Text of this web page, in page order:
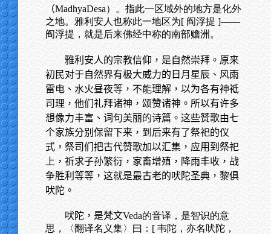
（MadhyaDesa）。指此一区域外的地方是化外
之地。雅利安人也称此一地区为[ 阎浮提 ]——
阎浮提，就是后来佛经中称的南部赡洲。
雅利安人的宗教信仰，是自然崇拜。原来
初民对于自然界有极大威力的日月星辰、风雨
雷电、水火昼夜等，不能理解，以为各有神祗
司理，他们礼拜诸神，颂赞诸神。所以有许多
想像力丰富、词句美丽的诗篇。这些赞歌由七
个家族分别保留下来，到后来有了祭祀的仪
式，祭司们把古代赞歌加以汇集，应用到祭祀
上，祈求子孙繁衍，家畜增殖，降雨丰收，战
争胜利等等，这就是最古老的吠陀圣典，黎俱
吠陀。
吠陀，是梵文Veda的音译，是智识的意
思，〈翻译名义集〉曰：[ 韦陀，亦名吠陀，